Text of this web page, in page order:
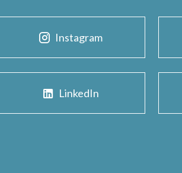
Instagram
LinkedIn